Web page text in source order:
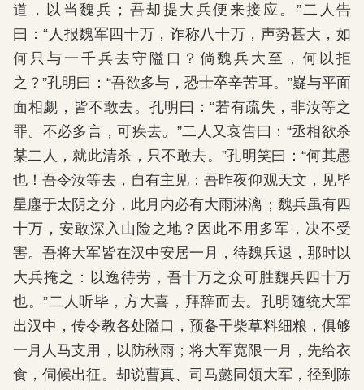
道，以当魏兵；吾却提大兵便来接应。”二人告
曰：“人报魏军四十万，诈称八十万，声势甚大，如
何只与一千兵去守隘口？倘魏兵大至，何以拒
之？”孔明曰：“吾欲多与，恐士卒辛苦耳。”嶷与平面
面相觑，皆不敢去。孔明曰：“若有疏失，非汝等之
罪。不必多言，可疾去。”二人又哀告曰：“丞相欲杀
某二人，就此清杀，只不敢去。”孔明笑曰：“何其愚
也！吾令汝等去，自有主见：吾昨夜仰观天文，见毕
星廛于太阴之分，此月内必有大雨淋漓；魏兵虽有四
十万，安敢深入山险之地？因此不用多军，决不受
害。吾将大军皆在汉中安居一月，待魏兵退，那时以
大兵掩之：以逸待劳，吾十万之众可胜魏兵四十万
也。”二人听毕，方大喜，拜辞而去。孔明随统大军
出汉中，传令教各处隘口，预备干柴草料细粮，俱够
一月人马支用，以防秋雨；将大军宽限一月，先给衣
食，伺候出征。却说曹真、司马懿同领大军，径到陈